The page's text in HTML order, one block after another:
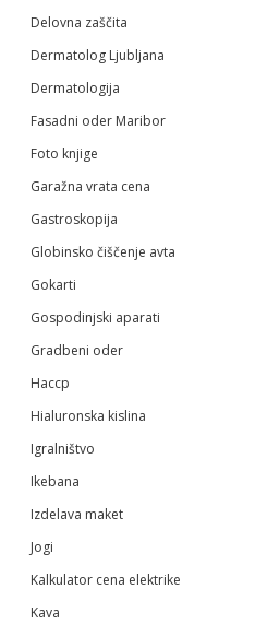
Delovna zaščita
Dermatolog Ljubljana
Dermatologija
Fasadni oder Maribor
Foto knjige
Garažna vrata cena
Gastroskopija
Globinsko čiščenje avta
Gokarti
Gospodinjski aparati
Gradbeni oder
Haccp
Hialuronska kislina
Igralništvo
Ikebana
Izdelava maket
Jogi
Kalkulator cena elektrike
Kava